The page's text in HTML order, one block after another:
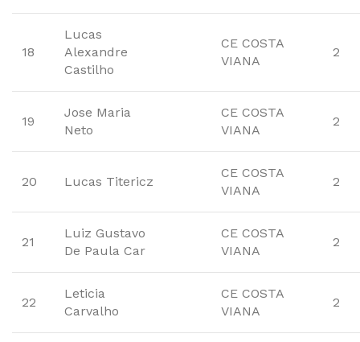
18
Lucas
Alexandre
Castilho
CE COSTA
VIANA
2
19
Jose Maria
Neto
CE COSTA
VIANA
2
20 Lucas Titericz
CE COSTA
VIANA
2
21
Luiz Gustavo
De Paula Car
CE COSTA
VIANA
2
22
Leticia
Carvalho
CE COSTA
VIANA
2